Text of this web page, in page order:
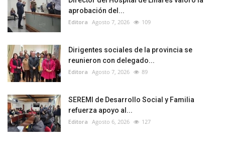
aprobación del...
Editora Agosto 7, 2026 109
Dirigentes sociales de la provincia se
reunieron con delegado...
Editora Agosto 7, 2026 89
SEREMI de Desarrollo Social y Familia
refuerza apoyo al...
Editora Agosto 6, 2026 127